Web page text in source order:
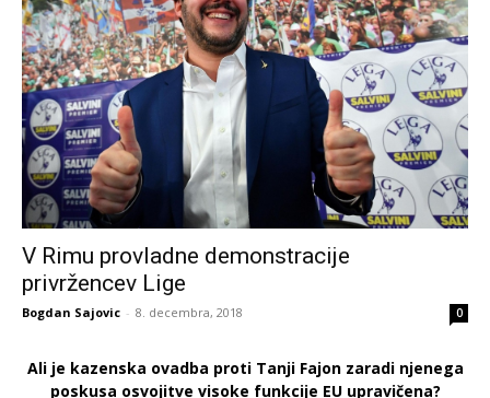
V Rimu provladne demonstracije
privržencev Lige
Bogdan Sajovic - 8. decembra, 2018 0
Ali je kazenska ovadba proti Tanji Fajon zaradi njenega
poskusa osvojitve visoke funkcije EU upravičena?